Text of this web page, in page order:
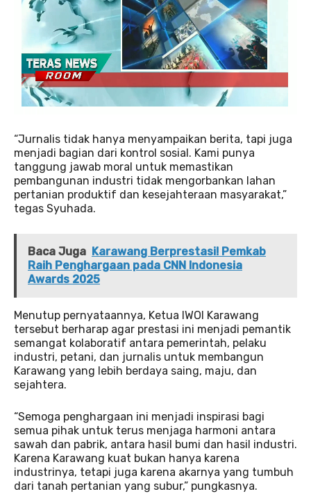
“Jurnalis tidak hanya menyampaikan berita, tapi juga
menjadi bagian dari kontrol sosial. Kami punya
tanggung jawab moral untuk memastikan
pembangunan industri tidak mengorbankan lahan
pertanian produktif dan kesejahteraan masyarakat,”
tegas Syuhada.
Baca Juga Karawang Berprestasi! Pemkab
Raih Penghargaan pada CNN Indonesia
Awards 2025
Menutup pernyataannya, Ketua IWOI Karawang
tersebut berharap agar prestasi ini menjadi pemantik
semangat kolaboratif antara pemerintah, pelaku
industri, petani, dan jurnalis untuk membangun
Karawang yang lebih berdaya saing, maju, dan
sejahtera.
“Semoga penghargaan ini menjadi inspirasi bagi
semua pihak untuk terus menjaga harmoni antara
sawah dan pabrik, antara hasil bumi dan hasil industri.
Karena Karawang kuat bukan hanya karena
industrinya, tetapi juga karena akarnya yang tumbuh
dari tanah pertanian yang subur,” pungkasnya.